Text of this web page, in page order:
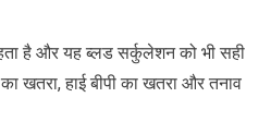
है और यह ब्लड सर्कुलेशन को भी सही
खतरा, हाई बीपी का खतरा और तनाव